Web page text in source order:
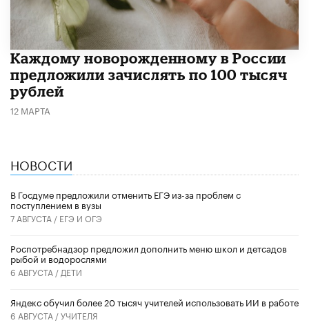
Каждому новорожденному в России
предложили зачислять по 100 тысяч
рублей
12 МАРТА
НОВОСТИ
В Госдуме предложили отменить ЕГЭ из-за проблем с
поступлением в вузы
7 АВГУСТА / ЕГЭ И ОГЭ
Роспотребнадзор предложил дополнить меню школ и детсадов
рыбой и водорослями
6 АВГУСТА / ДЕТИ
​Яндекс обучил более 20 тысяч учителей использовать ИИ в работе
6 АВГУСТА /УЧИТЕЛЯ